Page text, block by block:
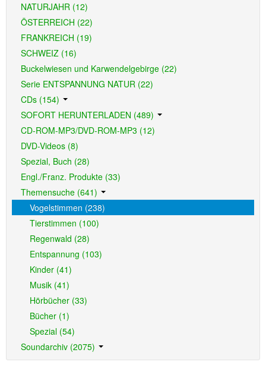
NATURJAHR (12)
ÖSTERREICH (22)
FRANKREICH (19)
SCHWEIZ (16)
Buckelwiesen und Karwendelgebirge (22)
Serie ENTSPANNUNG NATUR (22)
CDs (154)
SOFORT HERUNTERLADEN (489)
CD-ROM-MP3/DVD-ROM-MP3 (12)
DVD-Videos (8)
Spezial, Buch (28)
Engl./Franz. Produkte (33)
Themensuche (641)
Vogelstimmen (238)
Tierstimmen (100)
Regenwald (28)
Entspannung (103)
Kinder (41)
Musik (41)
Hörbücher (33)
Bücher (1)
Spezial (54)
Soundarchiv (2075)